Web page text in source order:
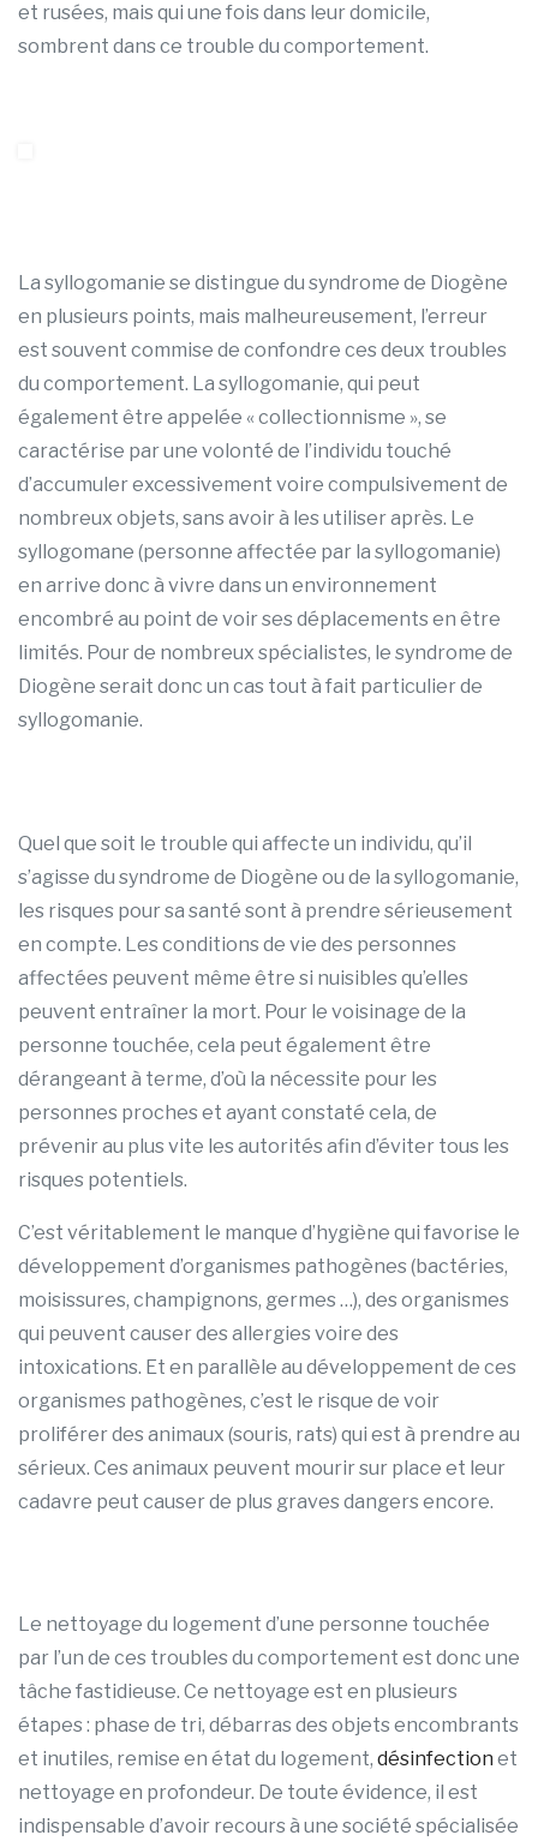
et rusées, mais qui une fois dans leur domicile,
sombrent dans ce trouble du comportement.
La syllogomanie se distingue du syndrome de Diogène
en plusieurs points, mais malheureusement, l’erreur
est souvent commise de confondre ces deux troubles
du comportement. La syllogomanie, qui peut
également être appelée « collectionnisme », se
caractérise par une volonté de l’individu touché
d’accumuler excessivement voire compulsivement de
nombreux objets, sans avoir à les utiliser après. Le
syllogomane (personne affectée par la syllogomanie)
en arrive donc à vivre dans un environnement
encombré au point de voir ses déplacements en être
limités. Pour de nombreux spécialistes, le syndrome de
Diogène serait donc un cas tout à fait particulier de
syllogomanie.
Quel que soit le trouble qui affecte un individu, qu’il
s’agisse du syndrome de Diogène ou de la syllogomanie,
les risques pour sa santé sont à prendre sérieusement
en compte. Les conditions de vie des personnes
affectées peuvent même être si nuisibles qu’elles
peuvent entraîner la mort. Pour le voisinage de la
personne touchée, cela peut également être
dérangeant à terme, d’où la nécessite pour les
personnes proches et ayant constaté cela, de
prévenir au plus vite les autorités afin d’éviter tous les
risques potentiels.
C’est véritablement le manque d’hygiène qui favorise le
développement d’organismes pathogènes (bactéries,
moisissures, champignons, germes …), des organismes
qui peuvent causer des allergies voire des
intoxications. Et en parallèle au développement de ces
organismes pathogènes, c’est le risque de voir
proliférer des animaux (souris, rats) qui est à prendre au
sérieux. Ces animaux peuvent mourir sur place et leur
cadavre peut causer de plus graves dangers encore.
Le nettoyage du logement d’une personne touchée
par l’un de ces troubles du comportement est donc une
tâche fastidieuse. Ce nettoyage est en plusieurs
étapes : phase de tri, débarras des objets encombrants
et inutiles, remise en état du logement, désinfection et
nettoyage en profondeur. De toute évidence, il est
indispensable d’avoir recours à une société spécialisée